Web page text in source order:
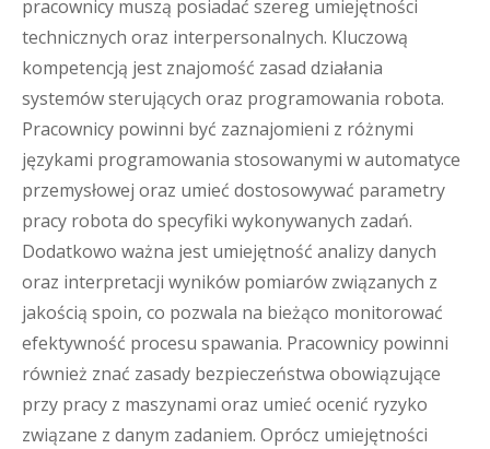
pracownicy muszą posiadać szereg umiejętności
technicznych oraz interpersonalnych. Kluczową
kompetencją jest znajomość zasad działania
systemów sterujących oraz programowania robota.
Pracownicy powinni być zaznajomieni z różnymi
językami programowania stosowanymi w automatyce
przemysłowej oraz umieć dostosowywać parametry
pracy robota do specyfiki wykonywanych zadań.
Dodatkowo ważna jest umiejętność analizy danych
oraz interpretacji wyników pomiarów związanych z
jakością spoin, co pozwala na bieżąco monitorować
efektywność procesu spawania. Pracownicy powinni
również znać zasady bezpieczeństwa obowiązujące
przy pracy z maszynami oraz umieć ocenić ryzyko
związane z danym zadaniem. Oprócz umiejętności